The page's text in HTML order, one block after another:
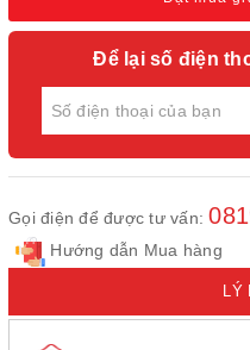
Để lại số điện
Gọi điện để được tư vấn:
Hướng dẫn Mua hàng
LÝ